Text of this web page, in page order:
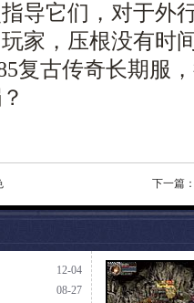
导它们，对于外
家，压根没有时
复古传奇长期服
下一篇
12-04
08-27